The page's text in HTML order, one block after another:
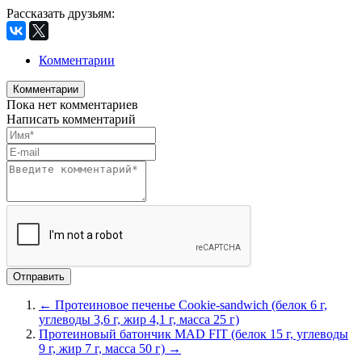
Рассказать друзьям:
Комментарии
Комментарии
Пока нет комментариев
Написать комментарий
← Протеиновое печенье Cookie-sandwich (белок 6 г,
углеводы 3,6 г, жир 4,1 г, масса 25 г)
Протеиновый батончик MAD FIT (белок 15 г, углеводы
9 г, жир 7 г, масса 50 г) →